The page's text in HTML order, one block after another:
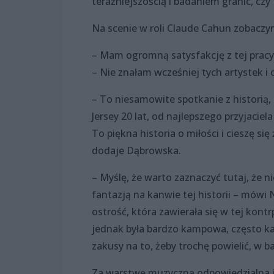
Na scenie w roli Claude Cahun
– Mam ogromną satysfakcję z tej
– Nie znałam wcześniej tych artystek i
– To niesamowite spotkanie z historią,
Jersey 20 lat, od najlepszego
To piękna historia o miłości i cieszę
dodaje Dąbrowska.
– Myślę, że warto zaznaczyć tutaj, że
fantazją na kanwie tej historii – mówi
ostrość, która zawierała się w tej
jednak była bardzo kampowa, często
zakusy na to, żeby trochę powielić, w